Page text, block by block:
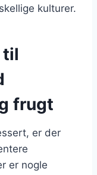
kulturer.
til
frugt
er der
er nogle